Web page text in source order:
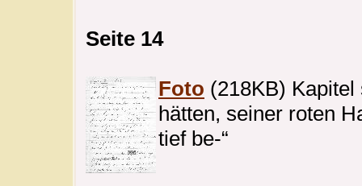
Seite 14
Foto (218KB) Kapitel
hätten, seiner roten
tief be-“